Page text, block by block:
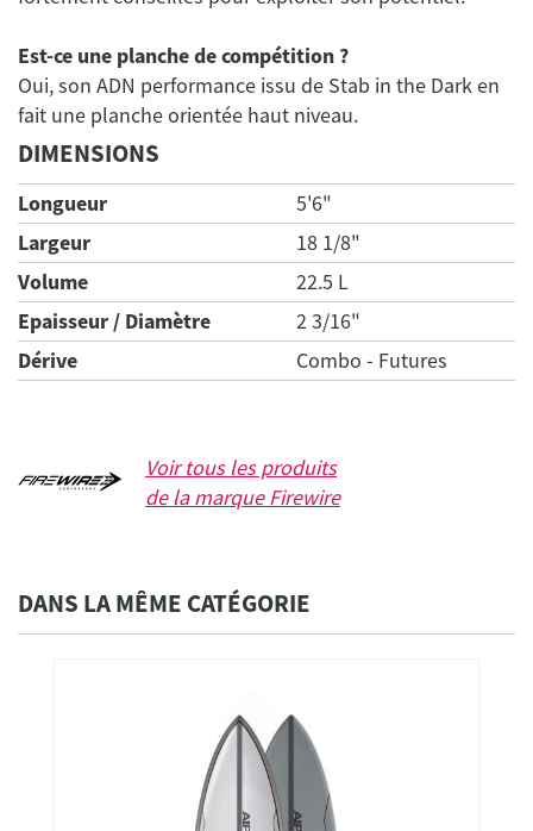
Est-ce une planche de compétition ?
Oui, son ADN performance issu de Stab in the Dark en
DIMENSIONS
Longueur
5'6"
Largeur
18 1/8"
Volume
22.5 L
Epaisseur / Diamètre
2 3/16"
Dérive
Combo - Futures
Voir tous les produits
de la marqueFirewire
DANS LA MÊME CATÉGORIE